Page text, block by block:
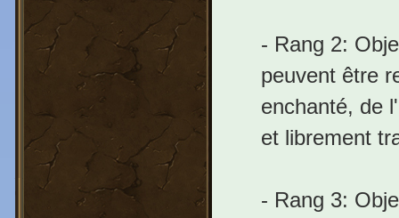
- Rang 2:
peuvent être
enchanté, de
et librement
- Rang 3: